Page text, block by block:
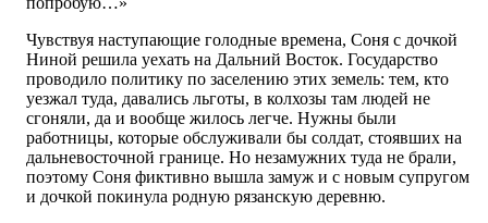
Чувствуя наступающие голодные времена, Соня с дочкой
Ниной решила уехать на Дальний Восток. Государство
проводило политику по заселению этих земель: тем, кто
уезжал туда, давались льготы, в колхозы там людей не
сгоняли, да и вообще жилось легче. Нужны были
работницы, которые обслуживали бы солдат, стоявших на
дальневосточной границе. Но незамужних туда не брали,
поэтому Соня фиктивно вышла замуж и с новым супругом
и дочкой покинула родную рязанскую деревню.